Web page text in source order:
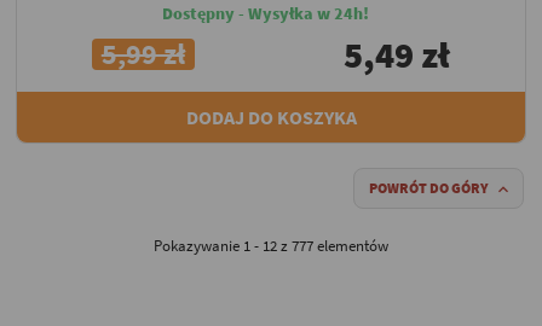
Dostępny - Wysyłka w 24h!
5,99 zł 5,49 zł
DODAJ DO KOSZYKA
POWRÓT DO GÓRY 
Pokazywanie 1 - 12 z 777 elementów